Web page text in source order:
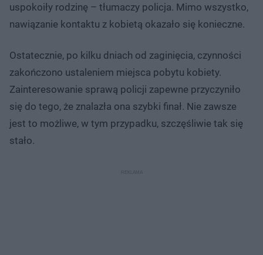
uspokoiły rodzinę – tłumaczy policja. Mimo wszystko,
nawiązanie kontaktu z kobietą okazało się konieczne.
Ostatecznie, po kilku dniach od zaginięcia, czynności
zakończono ustaleniem miejsca pobytu kobiety.
Zainteresowanie sprawą policji zapewne przyczyniło
się do tego, że znalazła ona szybki finał. Nie zawsze
jest to możliwe, w tym przypadku, szczęśliwie tak się
stało.